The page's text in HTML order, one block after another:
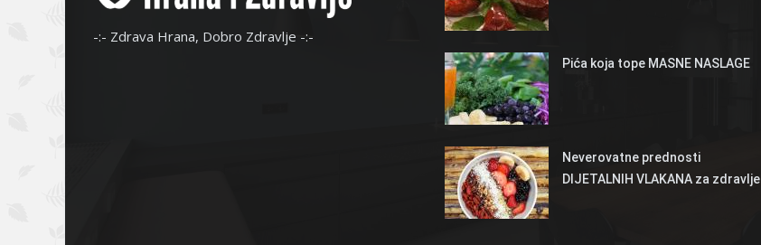
-:- Zdrava Hrana, Dobro Zdravlje -:-
Pića koja tope MASNE NASLAGE
Neverovatne prednosti
DIJETALNIH VLAKANA za zdravlje